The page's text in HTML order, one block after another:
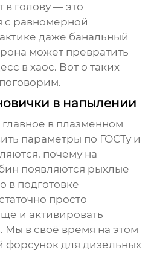
в голову — это
с равномерной
даже банальный
может превратить
в хаос. Вот о таких
в напылении
в плазменном
параметры по ГОСТу и
почему на
появляются рыхлые
в подготовке
просто
и активировать
Мы в своё время на этом
форсунок для дизельных